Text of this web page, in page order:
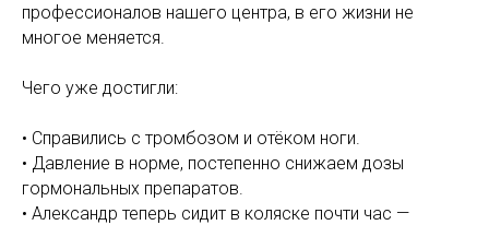
профессионалов нашего центра, в его жизни не
многое меняется.
Чего уже достигли:
• Справились с тромбозом и отёком ноги.
• Давление в норме, постепенно снижаем дозы
гормональных препаратов.
• Александр теперь сидит в коляске почти час —